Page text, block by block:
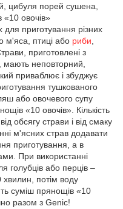
цибуля порей сушена,
овочів»
для приготування різних
м'яса, птиці або риби
приготовлені з
мають неповторний,
приваблює і збуджує
тушкованого
або овочевого супу
«10 овочів». Кількість
обсягу страви і від смаку
м'ясних страв додавати
приготування, а в
При використанні
голубців або перців –
потім воду
суміш прянощів «10
разом з Genic!